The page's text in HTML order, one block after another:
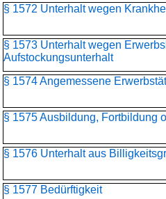
§ 1572 Unterhalt wegen
§ 1573 Unterhalt wegen
Aufstockungsunterhalt
§ 1574 Angemessene
§ 1575 Ausbildung, Fortbildung
§ 1576 Unterhalt aus
§ 1577 Bedürftigkeit